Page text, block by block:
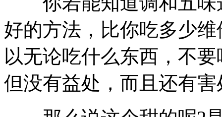
好的方法，比你吃多少
以无论吃什么东西，不
但没有益处，而且还有害